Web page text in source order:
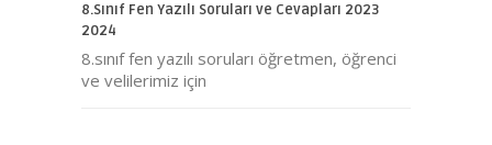
8.Sınıf Fen Yazılı Soruları ve Cevapları 2023
2024
8.sınıf fen yazılı soruları öğretmen, öğrenci
ve velilerimiz için